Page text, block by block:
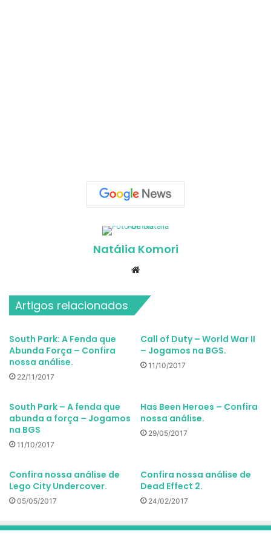
Natália Komori
Artigos relacionados
South Park: A Fenda que
Abunda Força – Confira
nossa análise.
22/11/2017
Call of Duty – World War II
– Jogamos na BGS.
11/10/2017
South Park – A fenda que
abunda a força – Jogamos
na BGS
11/10/2017
Has Been Heroes – Confira
nossa análise.
29/05/2017
Confira nossa análise de
Lego City Undercover.
05/05/2017
Confira nossa análise de
Dead Effect 2.
24/02/2017